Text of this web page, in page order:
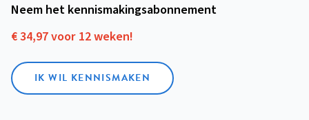
Neem het kennismakings­abonnement
€ 34,97 voor 12 weken!
IK WIL KENNISMAKEN